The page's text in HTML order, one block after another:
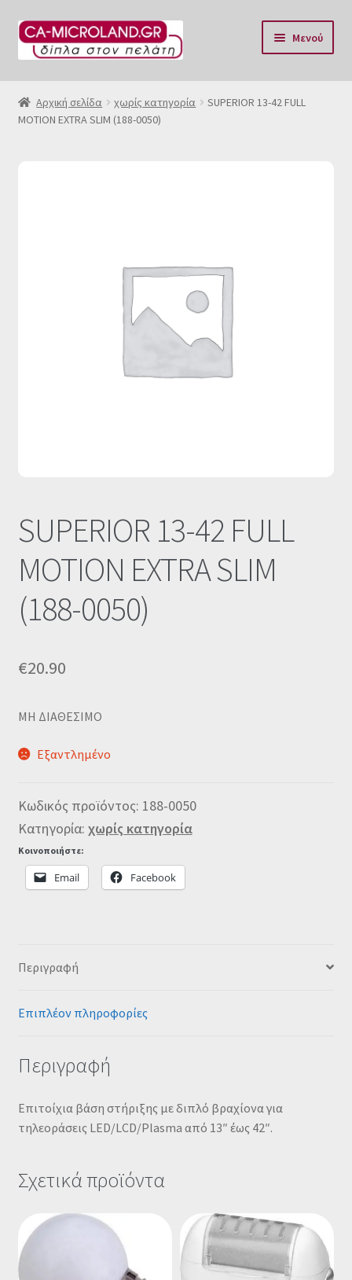
Απευθείας
μετάβαση
Μετάβαση
σε
Μενού
Αρχική
Η Eταιρία μας
Πολιτική επιστροφών
Αρχική σελίδα χωρίς κατηγορία
SUPERIOR 13-42 FULL
MOTION EXTRA SLIM (188-0050)
SUPERIOR 13-42 FULL
MOTION EXTRA SLIM
(188-0050)
€20.90
MΗ ΔΙΑΘΕΣΙΜΟ
Εξαντλημένο
Κωδικός προϊόντος: 188-0050
Κατηγορία: χωρίς κατηγορία
Κοινοποιήστε:
Email Facebook
Περιγραφή
Επιπλέον πληροφορίες
Περιγραφή
Επιτοίχια βάση στήριξης με διπλό βραχίονα για
τηλεοράσεις LED/LCD/Plasma από 13″ έως 42″.
Σχετικά προϊόντα